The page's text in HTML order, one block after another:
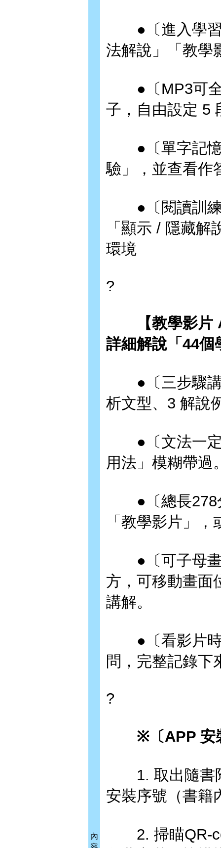
內
●〔進入學習
法解說」「教學
●〔MP3可全
子，自由設定
●〔單字記憶
驗」，並查看作
●〔閱讀訓練
「顯示 / 隱藏
環境
?
【教學影
詳細解說「44個
●〔三步驟講
析文型、3 解說
●〔文法一定
用法」模糊帶過
●〔總長278
「教學影片」
●〔可子母畫
方，可移動畫面
講解。
●〔看影片時
問，完整記錄下
?
※〔APP 安
1. 取出隨書附
安裝序號（書籍
2. 掃瞄QR-